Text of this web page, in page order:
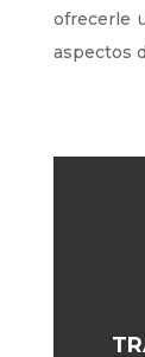
ofrecerle
aspectos